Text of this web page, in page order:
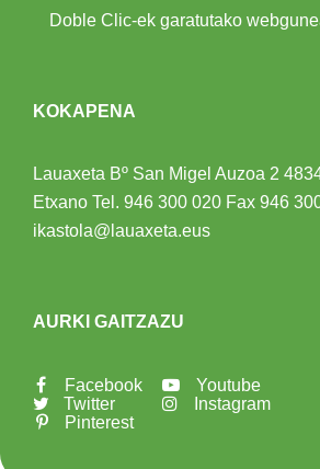
Doble Clic-ek garatutako
KOKAPENA
Lauaxeta Bº San Migel Auzoa 2
Etxano Tel. 946 300 020 Fax 946
ikastola@lauaxeta.eus
AURKI GAITZAZU
Facebook
Twitter
Pinterest
Youtube
Instagram